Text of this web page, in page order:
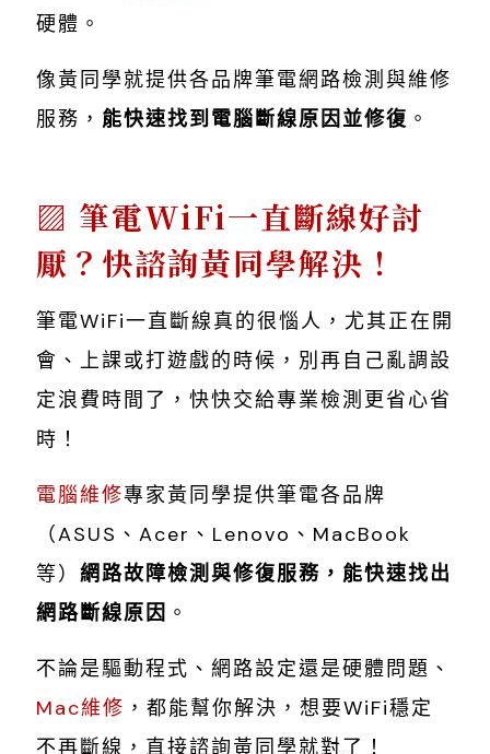
硬體。
像黃同學就提供各品牌筆電網路檢測與維修
服務， 能快速找到電腦斷線原因並修復 。
筆電WiFi一直斷線好討
厭？快諮詢黃同學解決！
筆電WiFi一直斷線真的很惱人，尤其正在開
會、上課或打遊戲的時候，別再自己亂調設
定浪費時間了，快快交給專業檢測更省心省
時！
電腦維修專家黃同學提供筆電各品牌
（ASUS、Acer、Lenovo、MacBook
等） 網路故障檢測與修復服務，能快速找出
網路斷線原因 。
不論是驅動程式、網路設定還是硬體問題、
Mac維修 ，都能幫你解決，想要WiFi穩定
不再斷線，直接諮詢黃同學就對了！